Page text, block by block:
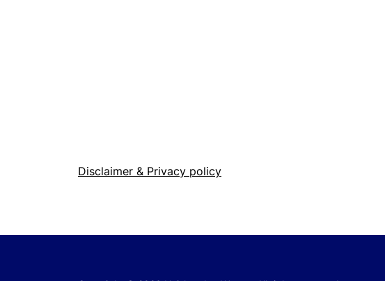
Disclaimer & Privacy policy